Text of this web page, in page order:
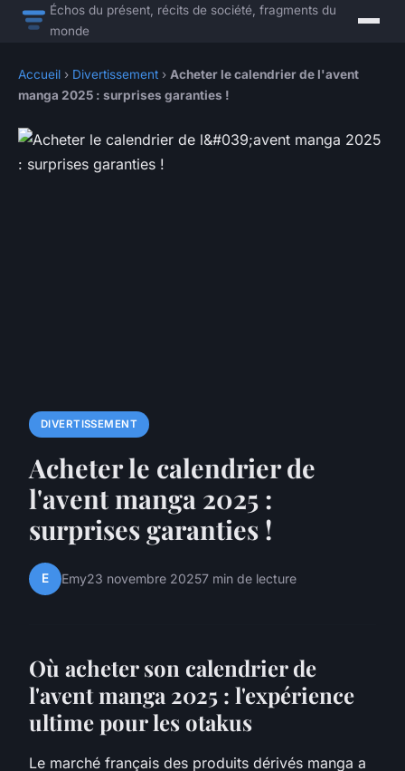
Échos du présent, récits de société, fragments du
monde
Accueil › Divertissement › Acheter le calendrier de l'avent
manga 2025 : surprises garanties !
DIVERTISSEMENT
Acheter le calendrier de
l'avent manga 2025 :
surprises garanties !
E Emy23 novembre 20257 min de lecture
Où acheter son calendrier de
l'avent manga 2025 : l'expérience
ultime pour les otakus
Le marché français des produits dérivés manga a